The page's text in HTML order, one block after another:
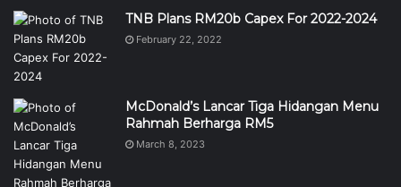
TNB Plans RM20b Capex For 2022-2024
February 22, 2022
McDonald’s Lancar Tiga Hidangan Menu
Rahmah Berharga RM5
March 8, 2023